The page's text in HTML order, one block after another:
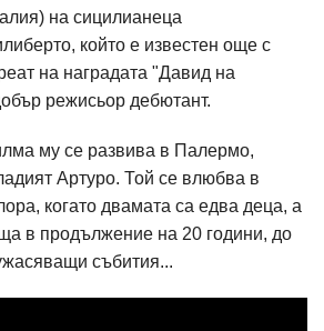
на сицилианеца
който е известен още с
на наградата "Давид на
режисьор дебютант.
му се развива в Палермо,
Артуро. Той се влюбва в
когато двамата са едва деца, а
в продължение на 20 години, до
събития...